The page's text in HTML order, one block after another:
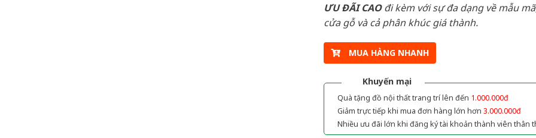
ƯU ĐÃI CAOđi kèm với sự đa dạng về mẫu
cửa gỗ và cả phân khúc giá thành.
MUA HÀNG NHANH
Khuyến mại
Quà tặng đồ nội thất trang trí lên đến 1.000.000đ
Giảm trực tiếp khi mua đơn hàng lớn hơn 3.000.000đ
Nhiều ưu đãi lớn khi đăng ký tài khoản thành viên thân